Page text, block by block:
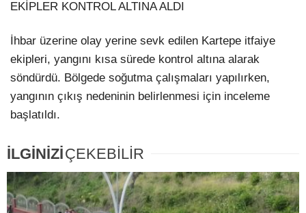
EKİPLER KONTROL ALTINA ALDI
İhbar üzerine olay yerine sevk edilen Kartepe itfaiye
ekipleri, yangını kısa sürede kontrol altına alarak
söndürdü. Bölgede soğutma çalışmaları yapılırken,
yangının çıkış nedeninin belirlenmesi için inceleme
başlatıldı.
İLGİNİZİÇEKEBİLİR